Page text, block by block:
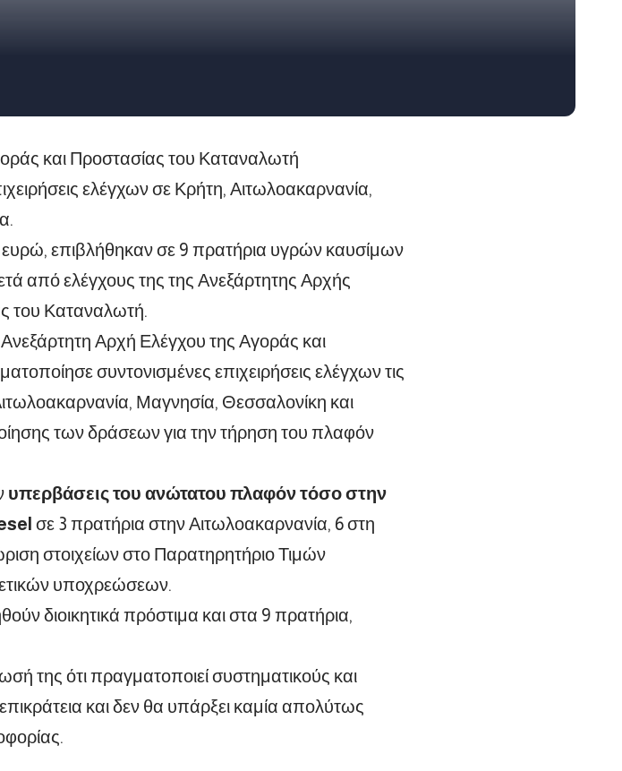
και Προστασίας του Καταναλωτή
ελέγχων σε Κρήτη, Αιτωλοακαρνανία,
επιβλήθηκαν σε 9 πρατήρια υγρών καυσίμων
από ελέγχους της της Ανεξάρτητης Αρχής
του Καταναλωτή.
Αρχή Ελέγχου της Αγοράς και
συντονισμένες επιχειρήσεις ελέγχων τις
Μαγνησία, Θεσσαλονίκη και
των δράσεων για την τήρηση του πλαφόν
υπερβάσεις του ανώτατου πλαφόν τόσο στην
σε 3 πρατήρια στην Αιτωλοακαρνανία, 6 στη
στοιχείων στο Παρατηρητήριο Τιμών
υποχρεώσεων.
διοικητικά πρόστιμα και στα 9 πρατήρια,
της ότι πραγματοποιεί συστηματικούς και
και δεν θα υπάρξει καμία απολύτως